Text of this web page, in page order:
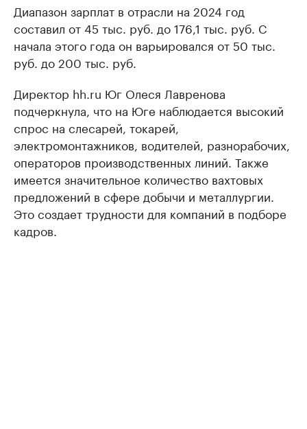
Диапазон зарплат в отрасли на 2024 год
составил от 45 тыс. руб. до 176,1 тыс. руб. С
начала этого года он варьировался от 50 тыс.
руб. до 200 тыс. руб.
Директор hh.ru Юг Олеся Лавренова
подчеркнула, что на Юге наблюдается высокий
спрос на слесарей, токарей,
электромонтажников, водителей, разнорабочих,
операторов производственных линий. Также
имеется значительное количество вахтовых
предложений в сфере добычи и металлургии.
Это создает трудности для компаний в подборе
кадров.